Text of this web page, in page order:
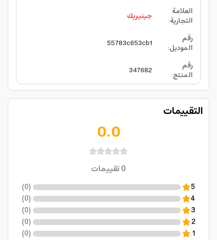
العلامة
التجارية:
جينيريك
رقم
الموديل:
55783c653cb1
رقم
المنتج:
347682
التقييمات
0.0
0تقييمات
5
(
0
)
4
(
0
)
3
(
0
)
2
(
0
)
1
(
0
)